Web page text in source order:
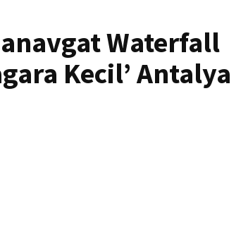
Waterfall
Kecil’ Antalya